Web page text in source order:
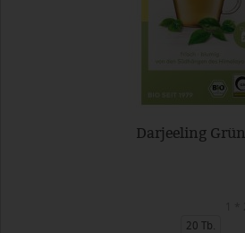
Darjeeling
20 Tb.